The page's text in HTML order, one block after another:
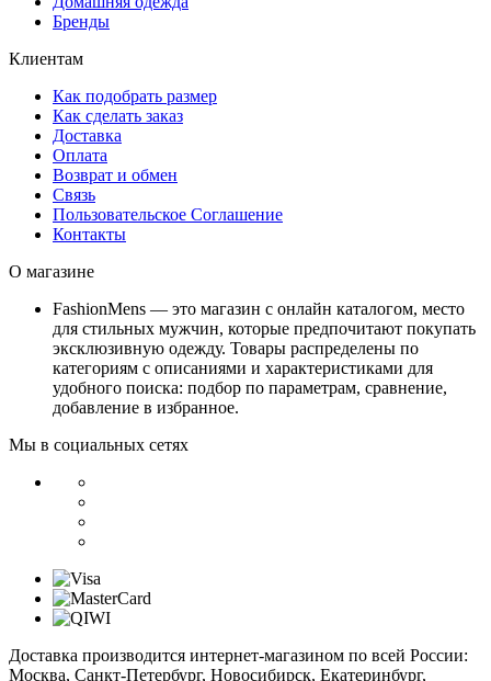
Бренды
Клиентам
Как подобрать размер
Как сделать заказ
Доставка
Оплата
Возврат и обмен
Связь
Пользовательское Соглашение
Контакты
О магазине
FashionMens — это магазин с онлайн каталогом, место
для стильных мужчин, которые предпочитают покупать
эксклюзивную одежду. Товары распределены по
категориям с описаниями и характеристиками для
удобного поиска: подбор по параметрам, сравнение,
добавление в избранное.
Мы в социальных сетях
Доставка производится интернет-магазином по всей России:
Москва, Санкт-Петербург, Новосибирск, Екатеринбург,